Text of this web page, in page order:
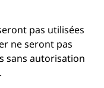
pas utilisées
ne seront pas
sans autorisation